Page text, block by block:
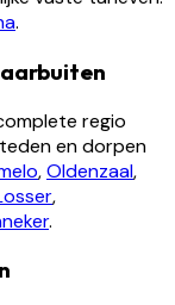
.
regio
en dorpen
,Oldenzaal,
,
.